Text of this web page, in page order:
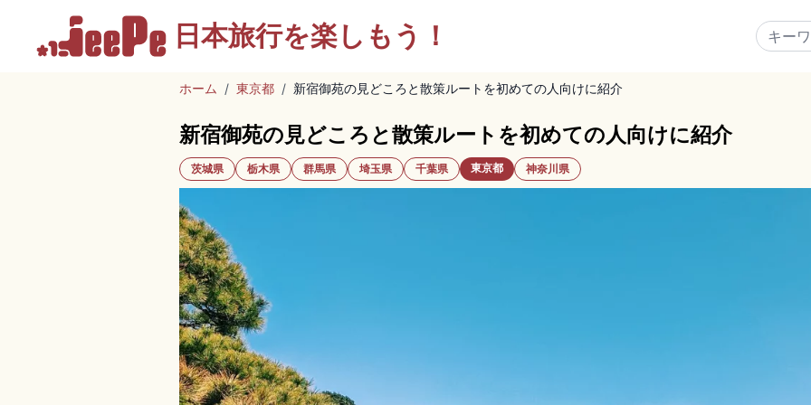
日本旅行を楽しもう！
ホーム / 東京都 / 新宿御苑の見どころと散策ルートを初めての人向けに紹介
新宿御苑の見どころと散策ルートを初めての人向けに紹介
茨城県 栃木県 群馬県 埼玉県 千葉県 東京都 神奈川県